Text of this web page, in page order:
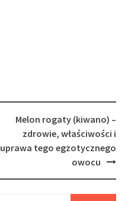
Melon rogaty (kiwano) –
zdrowie, właściwości i
uprawa tego egzotycznego
owocu